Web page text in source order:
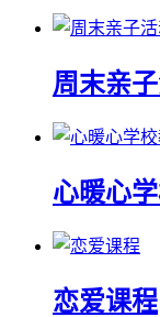
周末亲
心暖心
恋爱课程